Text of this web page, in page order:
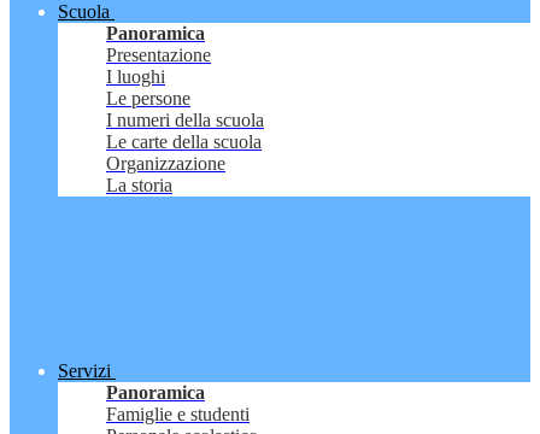
Scuola
Panoramica
Presentazione
I luoghi
Le persone
I numeri della scuola
Le carte della scuola
Organizzazione
La storia
Servizi
Panoramica
Famiglie e studenti